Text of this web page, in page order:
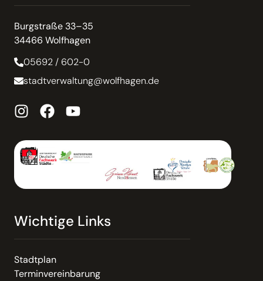
Burgstraße 33–35
34466 Wolfhagen
05692 / 602-0
stadtverwaltung@wolfhagen.de
Wichtige Links
Stadtplan
Terminvereinbarung